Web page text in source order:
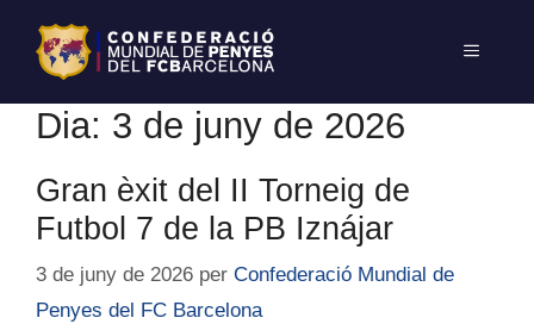
Dia: 3 de juny de 2026
Gran èxit del II Torneig de
Futbol 7 de la PB Iznájar
3 de juny de 2026 per Confederació Mundial de
Penyes del FC Barcelona